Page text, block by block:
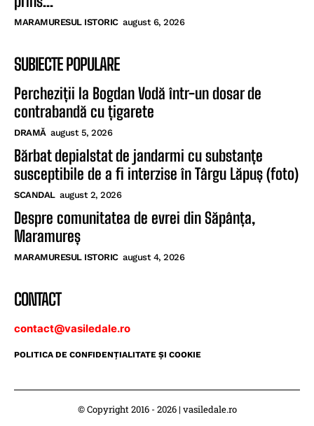
MARAMURESUL ISTORIC august 6, 2026
SUBIECTE POPULARE
Percheziții la Bogdan Vodă într-un dosar de
contrabandă cu țigarete
DRAMĂ august 5, 2026
Bărbat depialstat de jandarmi cu substanțe
susceptibile de a fi interzise în Târgu Lăpuș (foto)
SCANDAL august 2, 2026
Despre comunitatea de evrei din Săpânța,
Maramureș
MARAMURESUL ISTORIC august 4, 2026
CONTACT
contact@vasiledale.ro
POLITICA DE CONFIDENŢIALITATE ŞI COOKIE
© Copyright 2016 - 2026 | vasiledale.ro